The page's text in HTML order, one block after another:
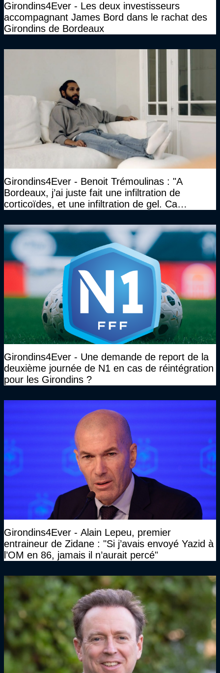
Girondins4Ever - Les deux investisseurs
accompagnant James Bord dans le rachat des
Girondins de Bordeaux
Girondins4Ever - Benoit Trémoulinas : "A
Bordeaux, j’ai juste fait une infiltration de
corticoïdes, et une infiltration de gel. Ca
Girondins4Ever - Une demande de report de la
deuxième journée de N1 en cas de réintégration
pour les Girondins ?
Girondins4Ever - Alain Lepeu, premier
entraineur de Zidane : "Si j’avais envoyé Yazid à
l’OM en 86, jamais il n’aurait percé"